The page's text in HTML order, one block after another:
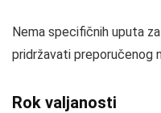
Nema specifičnih uputa
pridržavati preporučenog
Rok valjanosti